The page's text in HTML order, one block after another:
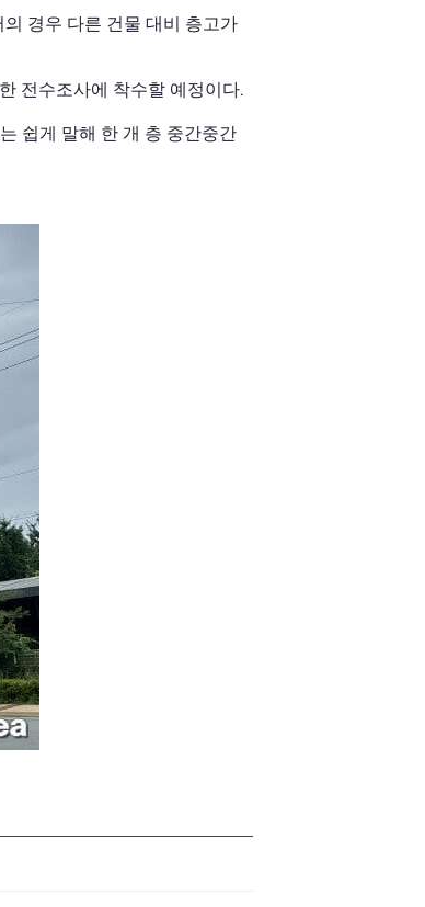
경우 다른 건물 대비 층고가
전수조사에 착수할 예정이다.
쉽게 말해 한 개 층 중간중간